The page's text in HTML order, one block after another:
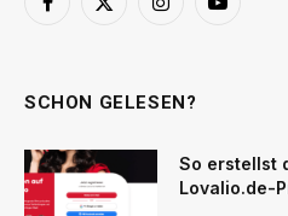
Facebook
X
InstagramYouTube
SCHON GELESEN?
So erstellst
Lovalio.de-